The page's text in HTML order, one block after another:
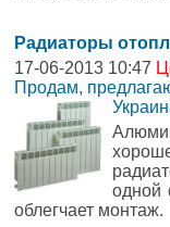
Радиаторы
17-06-2013 10:47
Продам,
одной
облегчает монтаж.